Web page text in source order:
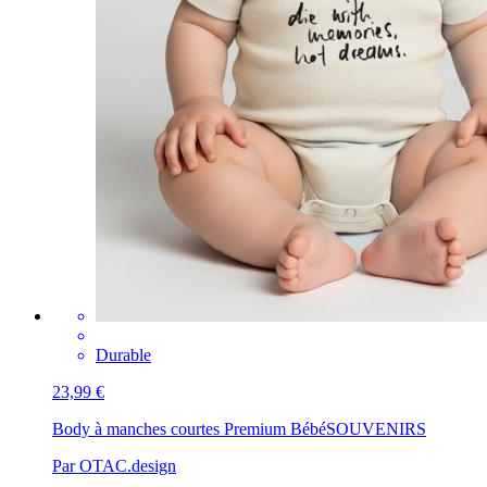
Durable
23,99 €
Body à manches courtes Premium BébéSOUVENIRS
Par OTAC.design